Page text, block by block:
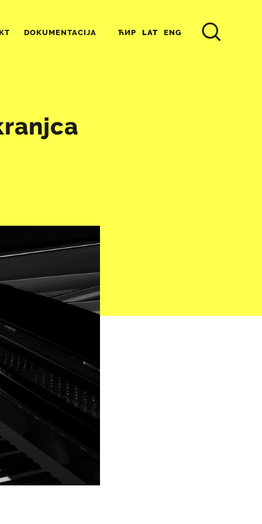
DOKUMENTACIJA ЋИР LAT ENG